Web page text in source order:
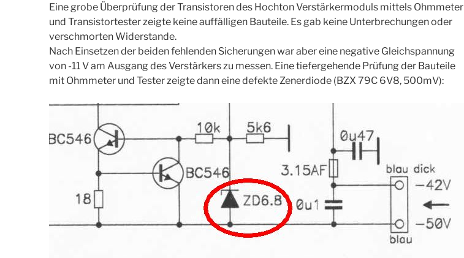
Eine grobe Überprüfung der Transistoren des Hochton Verstärkermoduls mittels Ohmmeter
und Transistortester zeigte keine auffälligen Bauteile. Es gab keine Unterbrechungen oder
verschmorten Widerstande.
Nach Einsetzen der beiden fehlenden Sicherungen war aber eine negative Gleichspannung
von -11 V am Ausgang des Verstärkers zu messen. Eine tiefergehende Prüfung der Bauteile
mit Ohmmeter und Tester zeigte dann eine defekte Zenerdiode (BZX 79C 6V8, 500mV):